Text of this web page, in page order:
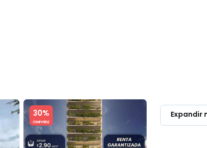
30%
COMPATIBLE
Slide 1 of 5
Expandir